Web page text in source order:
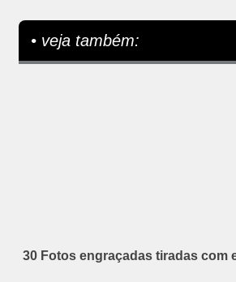
• veja também:
30 Fotos engraçadas tiradas com